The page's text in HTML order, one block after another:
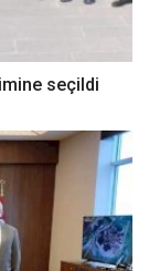
seçildi